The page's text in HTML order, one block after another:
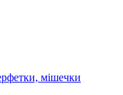
мішечки